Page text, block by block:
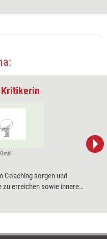
Coaching sorgen und
zu erreichen sowie innere